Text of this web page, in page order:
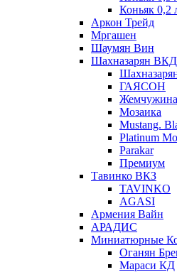
Коньяк 0,2
Аркон Трейд
Мргашен
Шаумян Вин
Шахназарян ВКД
ГАЯСОН
Жемчужина
Мозаика
Mustang.
Platinum
Parakar
Премиум
Тавинко ВКЗ
TAVINKO
AGASI
Армения Вайн
АРАДИС
Миниатюрные
Оганян
Мараси КД